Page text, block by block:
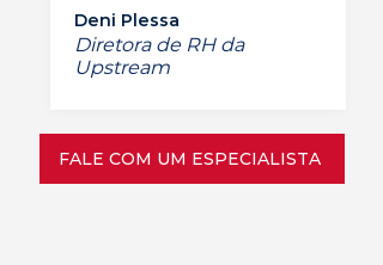
Deni Plessa
Diretora de RH da
Upstream
FALE COM UM ESPECIALISTA